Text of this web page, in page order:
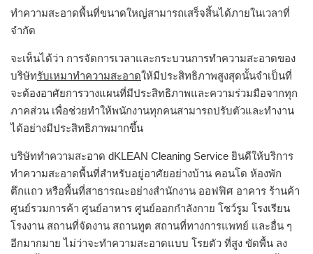
ทำความสะอาดพื้นที่ขนาดใหญ่สามารถเสร็จสิ้นได้ภายในเวลาที่
จำกัด
จะเห็นได้ว่า การจัดการเวลาและกระบวนการทำความสะอาดของ
บริษัทรับเหมาทำความสะอาดให้มีประสิทธิภาพสูงสุดนั้นจำเป็นที่
จะต้องอาศัยการวางแผนที่มีประสิทธิภาพและความร่วมมือจากทุก
ภาคส่วน เพื่อช่วยทำให้พนักงานทุกคนสามารถปรับตัวและทำงาน
ได้อย่างมีประสิทธิภาพมากขึ้น
บริษัททำความสะอาด dKLEAN Cleaning Service ยินดีให้บริการ
ทำความสะอาดพื้นที่สำหรับอยู่อาศัยอย่างบ้าน คอนโด ห้องพัก
ตึกแถว หรือพื้นที่สาธารณะอย่างสำนักงาน ออฟฟิศ อาคาร ร้านค้า
ศูนย์รวมการค้า ศูนย์อาหาร ศูนย์ออกกำลังกาย โชว์รูม โรงเรียน
โรงงาน สถานที่จัดงาน สถานทูต สถานที่ทางการแพทย์ และอื่น ๆ
อีกมากมาย ไม่ว่าจะทำความสะอาดแบบ โรยตัว ที่สูง ขัดพื้น ลง